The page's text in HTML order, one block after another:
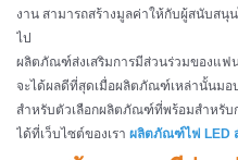
งาน สามารถสร้างมูลค่าให้กับผู้สนับส
ไป
ผลิตภัณฑ์ส่งเสริมการมีส่วนร่วมของแฟ
จะได้ผลดีที่สุดเมื่อผลิตภัณฑ์เหล่านั้นม
สำหรับตัวเลือกผลิตภัณฑ์ที่พร้อมสำหรับ
ได้ที่เว็บไซต์ของเรา ผลิตภัณฑ์ไฟ LED